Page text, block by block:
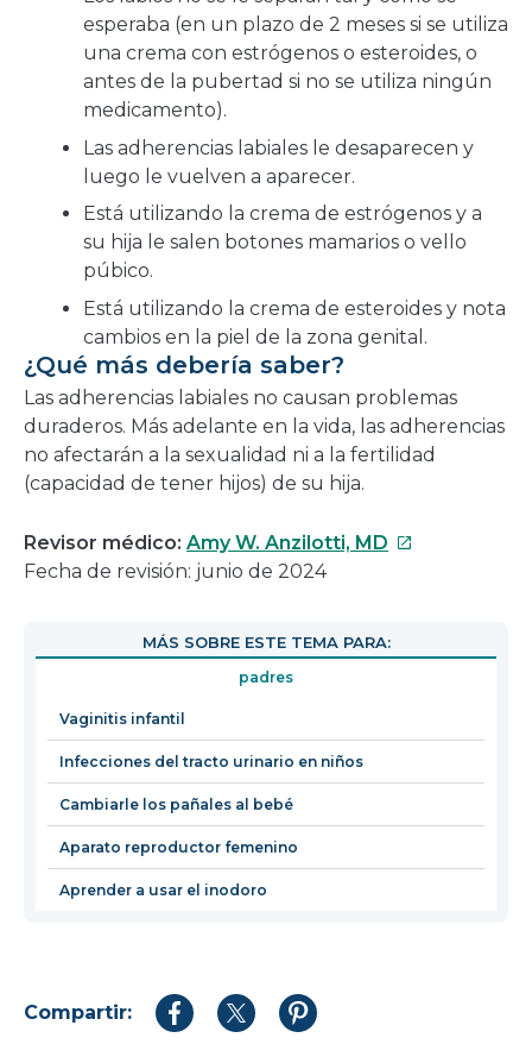
esperaba (en un plazo de 2 meses si se utiliza
una crema con estrógenos o esteroides, o
antes de la pubertad si no se utiliza ningún
medicamento).
Las adherencias labiales le desaparecen y
luego le vuelven a aparecer.
Está utilizando la crema de estrógenos y a
su hija le salen botones mamarios o vello
púbico.
Está utilizando la crema de esteroides y nota
cambios en la piel de la zona genital.
¿Qué más debería saber?
Las adherencias labiales no causan problemas
duraderos. Más adelante en la vida, las adherencias
no afectarán a la sexualidad ni a la fertilidad
(capacidad de tener hijos) de su hija.
Revisor médico: Amy W. Anzilotti, MD Este
en
ventana
Fecha de revisión: junio de 2024
MÁS SOBRE ESTE TEMA PARA:
padres
Vaginitis infantil
Infecciones del tracto urinario en niños
Cambiarle los pañales al bebé
Aparato reproductor femenino
Aprender a usar el inodoro
Compartir:
CompartirCompartirCompartir